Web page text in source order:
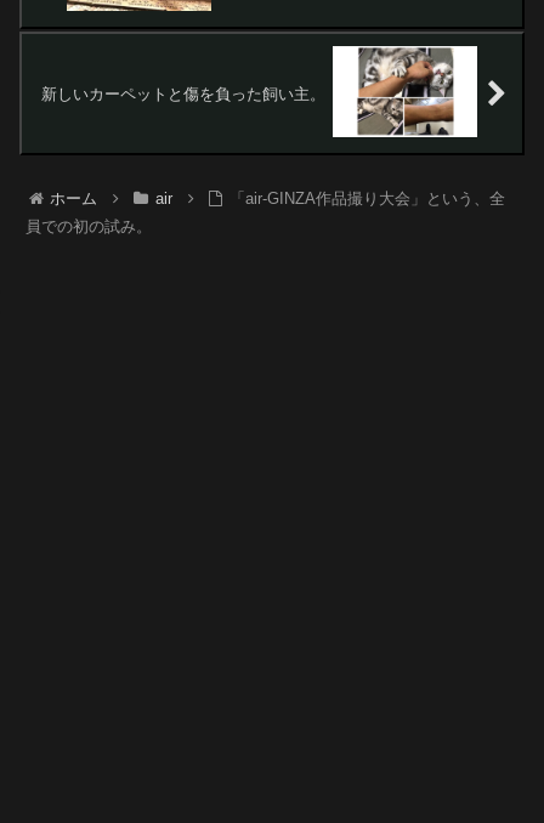
新しいカーペットと傷を負った飼い主。
ホーム air
「air-GINZA作品撮り大会」という、全
員での初の試み。